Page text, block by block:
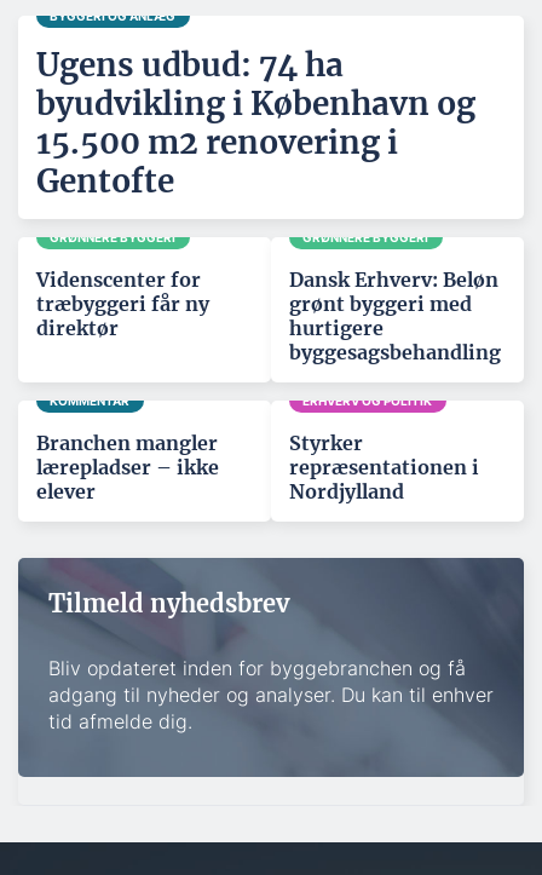
BYGGERI OG ANLÆG
Ugens udbud: 74 ha
byudvikling i København og
15.500 m2 renovering i
Gentofte
GRØNNERE BYGGERI
Videnscenter for
træbyggeri får ny
direktør
GRØNNERE BYGGERI
Dansk Erhverv: Beløn
grønt byggeri med
hurtigere
byggesagsbehandling
KOMMENTAR
Branchen mangler
lærepladser – ikke
elever
ERHVERV OG POLITIK
Styrker
repræsentationen i
Nordjylland
Tilmeld nyhedsbrev
Bliv opdateret inden for byggebranchen og få
adgang til nyheder og analyser. Du kan til enhver
tid afmelde dig.